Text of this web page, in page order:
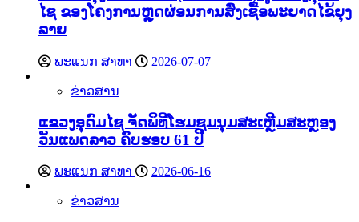
ໄຊ ຂອງໂຄງການຫຼຸດຜ່ອນການສົ່ງເຊື້ອພະຍາດໄຂ້ຍຸງ
ລາຍ
ພະແນກ ສາທາ 2026-07-07
ຂ່າວສານ
ແຂວງອຸດົມໄຊ ຈັດພິທີໂຮມຊຸມນຸມສະເຫຼີມສະຫຼອງ
ວັນແພດລາວ ຄົບຮອບ 61 ປີ
ພະແນກ ສາທາ 2026-06-16
ຂ່າວສານ